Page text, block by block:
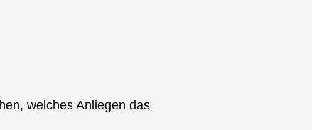
welches Anliegen das